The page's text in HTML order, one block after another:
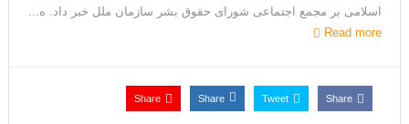
اسلامی بر مجمع اجتماعی شورای حقوق بشر سازمان ملل خبر داد. ه...
Read more
Share
Tweet
Share
Share